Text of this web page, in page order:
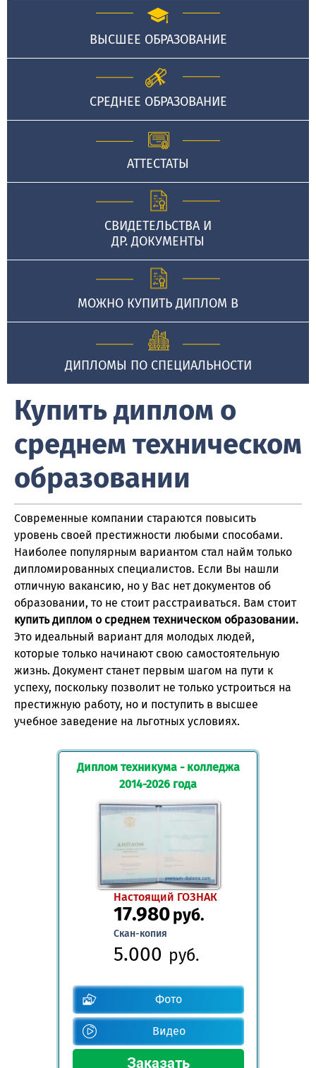
ВЫСШЕЕ ОБРАЗОВАНИЕ
СРЕДНЕЕ ОБРАЗОВАНИЕ
АТТЕСТАТЫ
СВИДЕТЕЛЬСТВА И
ДР. ДОКУМЕНТЫ
МОЖНО КУПИТЬ ДИПЛОМ В
ДИПЛОМЫ ПО СПЕЦИАЛЬНОСТИ
Купить диплом о
среднем техническом
образовании
Современные компании стараются повысить
уровень своей престижности любыми способами.
Наиболее популярным вариантом стал найм только
дипломированных специалистов. Если Вы нашли
отличную вакансию, но у Вас нет документов об
образовании, то не стоит расстраиваться. Вам стоит
купить диплом о среднем техническом образовании.
Это идеальный вариант для молодых людей,
которые только начинают свою самостоятельную
жизнь. Документ станет первым шагом на пути к
успеху, поскольку позволит не только устроиться на
престижную работу, но и поступить в высшее
учебное заведение на льготных условиях.
Диплом техникума - колледжа
2014-2026 года
Настоящий ГОЗНАК
17.980руб.
Скан-копия
5.000 руб.
Фото
Видео